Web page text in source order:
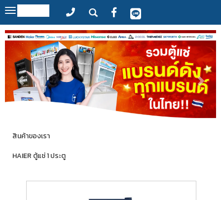
Toggle
navigation
สินค้าของเรา
HAIER ตู้แช่ 1 ประตู